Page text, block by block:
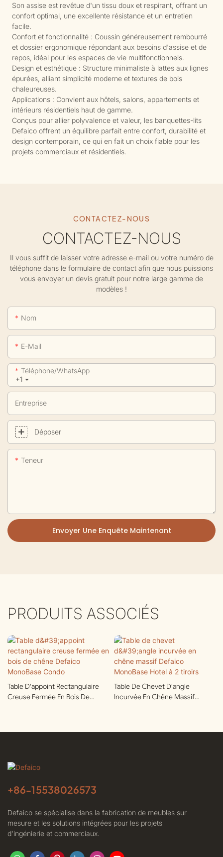
Son assise est revêtue d'un tissu doux et respirant, offrant un
confort optimal, une excellente résistance et un entretien
facile.
Confort et fonctionnalité : Coussin généreusement rembourré
et dossier ergonomique répondant aux besoins d'assise et de
repos, idéal pour les espaces de vie multifonctionnels.
Design et esthétique : Structure minimaliste à lattes aux lignes
épurées, alliant simplicité moderne et textures de bois
chaleureuses.
Applications : Convient aux hôtels, salons, appartements et
intérieurs résidentiels haut de gamme.
Conçus pour allier polyvalence et valeur, les banquettes-lits
Defaico offrent un équilibre parfait entre confort, durabilité et
design contemporain, ce qui en fait un choix fiable pour les
projets commerciaux et résidentiels.
CONTACTEZ-NOUS
CONTACTEZ-NOUS
Il vous suffit de laisser votre adresse e-mail ou votre numéro de
téléphone dans le formulaire de contact afin que nous puissions
vous envoyer un devis gratuit pour notre large gamme de
modèles !
Nom
E-Mail
+1
Téléphone/WhatsApp
Entreprise
Déposer
Teneur
Envoyer Une Enquête Maintenant
PRODUITS ASSOCIÉS
Table D'appoint Rectangulaire
Creuse Fermée En Bois De
Table De Chevet D'angle
Incurvée En Chêne Massif
+86-15538026573
Defaico se spécialise dans la fabrication de meubles sur
mesure et les solutions intégrées pour les projets
d'ingénierie et commerciaux.